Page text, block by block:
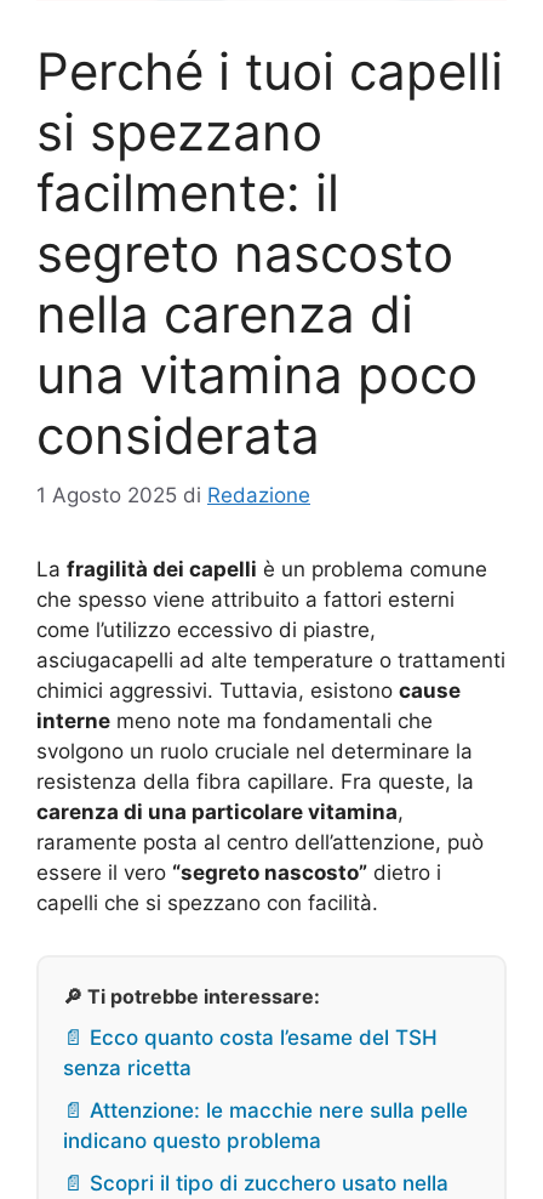
Perché i tuoi capelli
si spezzano
facilmente: il
segreto nascosto
nella carenza di
una vitamina poco
considerata
1 Agosto 2025 di Redazione
La fragilità dei capelli è un problema comune
che spesso viene attribuito a fattori esterni
come l’utilizzo eccessivo di piastre,
asciugacapelli ad alte temperature o trattamenti
chimici aggressivi. Tuttavia, esistono cause
interne meno note ma fondamentali che
svolgono un ruolo cruciale nel determinare la
resistenza della fibra capillare. Fra queste, la
carenza di una particolare vitamina,
raramente posta al centro dell’attenzione, può
essere il vero “segreto nascosto” dietro i
capelli che si spezzano con facilità.
🔎 Ti potrebbe interessare:
📄 Ecco quanto costa l’esame del TSH
senza ricetta
📄 Attenzione: le macchie nere sulla pelle
indicano questo problema
📄 Scopri il tipo di zucchero usato nella